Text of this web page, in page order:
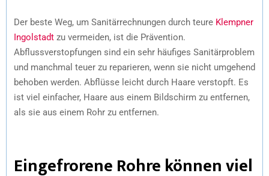
Der beste Weg, um Sanitärrechnungen durch teure Klempner
Ingolstadt zu vermeiden, ist die Prävention.
Abflussverstopfungen sind ein sehr häufiges Sanitärproblem
und manchmal teuer zu reparieren, wenn sie nicht umgehend
behoben werden. Abflüsse leicht durch Haare verstopft. Es
ist viel einfacher, Haare aus einem Bildschirm zu entfernen,
als sie aus einem Rohr zu entfernen.
Eingefrorene Rohre können viel